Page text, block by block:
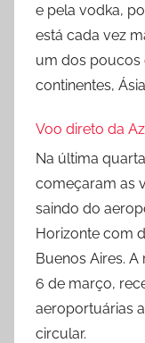
e pela vodka,
está cada vez
um dos poucos
continentes,
Voo direto da
Na última
começaram as
saindo do
Horizonte com
Buenos Aires.
6 de março,
aeroportuárias
circular.